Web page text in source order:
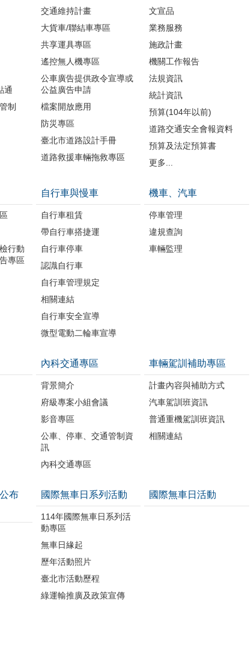
通
制
交通維持計畫
大貨車/聯結車專區
共享運具專區
遙控無人機專區
公車廣告提供政令宣導或
公益廣告申請
檔案開放應用
防災專區
臺北市道路設計手冊
道路救援車輛拖救專區
文宣品
業務服務
施政計畫
機關工作報告
法規資訊
統計資訊
預算(104年以前)
道路交通安全會報資料
預算及法定預算書
更多...
行動
專區
自行車與慢車
自行車租賃
帶自行車搭捷運
自行車停車
認識自行車
自行車管理規定
相關連結
自行車安全宣導
微型電動二輪車宣導
機車、汽車
停車管理
違規查詢
車輛監理
內科交通專區
背景簡介
府級專案小組會議
影音專區
公車、停車、交通管制資
訊
內科交通專區
車輛駕訓補助專區
計畫內容與補助方式
汽車駕訓班資訊
普通重機駕訓班資訊
相關連結
布
國際無車日系列活動
114年國際無車日系列活
動專區
無車日緣起
歷年活動照片
臺北市活動歷程
綠運輸推廣及政策宣傳
國際無車日活動